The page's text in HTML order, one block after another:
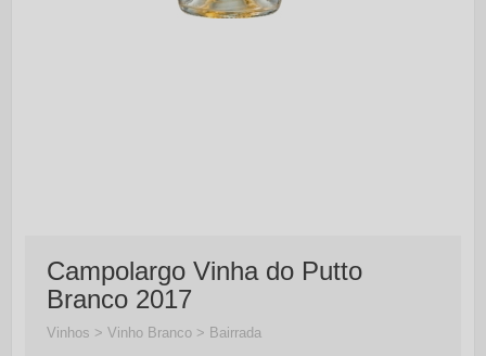
Campolargo Vinha do Putto
Branco 2017
Vinhos > Vinho Branco > Bairrada